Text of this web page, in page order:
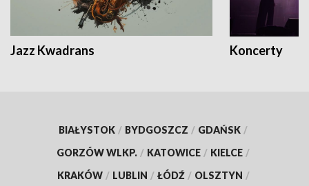
Jazz Kwadrans Koncerty
BIAŁYSTOK / BYDGOSZCZ / GDAŃSK /
GORZÓW WLKP. / KATOWICE / KIELCE /
KRAKÓW / LUBLIN / ŁÓDŹ / OLSZTYN /